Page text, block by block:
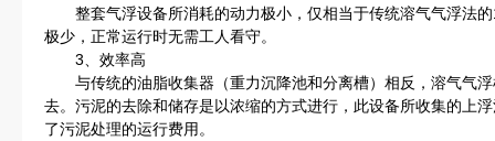
整套气浮设备所消耗的动力极小，仅相当于传统溶气气浮法的
极少，正常运行时无需工人看守。
3、效率高
与传统的油脂收集器（重力沉降池和分离槽）相反，溶气气浮
去。污泥的去除和储存是以浓缩的方式进行，此设备所收集的上
了污泥处理的运行费用。